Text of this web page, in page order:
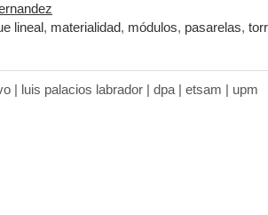
lineal, materialidad, módulos, pasarelas,
| luis palacios labrador | dpa | etsam | upm